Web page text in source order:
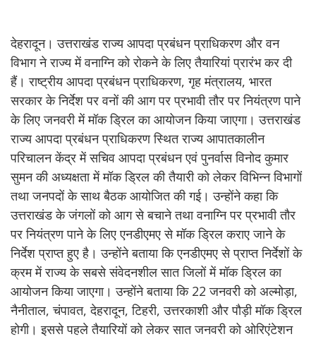
देहरादून। उत्तराखंड राज्य आपदा प्रबंधन प्राधिकरण और वन
विभाग ने राज्य में वनाग्नि को रोकने के लिए तैयारियां प्रारंभ कर दी
हैं। राष्ट्रीय आपदा प्रबंधन प्राधिकरण, गृह मंत्रालय, भारत
सरकार के निर्देश पर वनों की आग पर प्रभावी तौर पर नियंत्रण पाने
के लिए जनवरी में मॉक ड्रिल का आयोजन किया जाएगा। उत्तराखंड
राज्य आपदा प्रबंधन प्राधिकरण स्थित राज्य आपातकालीन
परिचालन केंद्र में सचिव आपदा प्रबंधन एवं पुनर्वास विनोद कुमार
सुमन की अध्यक्षता में मॉक ड्रिल की तैयारी को लेकर विभिन्न विभागों
तथा जनपदों के साथ बैठक आयोजित की गई। उन्होंने कहा कि
उत्तराखंड के जंगलों को आग से बचाने तथा वनाग्नि पर प्रभावी तौर
पर नियंत्रण पाने के लिए एनडीएमए से मॉक ड्रिल कराए जाने के
निर्देश प्राप्त हुए है। उन्होंने बताया कि एनडीएमए से प्राप्त निर्देशों के
क्रम में राज्य के सबसे संवेदनशील सात जिलों में मॉक ड्रिल का
आयोजन किया जाएगा। उन्होंने बताया कि 22 जनवरी को अल्मोड़ा,
नैनीताल, चंपावत, देहरादून, टिहरी, उत्तरकाशी और पौड़ी मॉक ड्रिल
होगी। इससे पहले तैयारियों को लेकर सात जनवरी को ओरिएंटेशन